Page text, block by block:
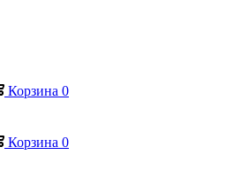
Корзина 0
Корзина 0